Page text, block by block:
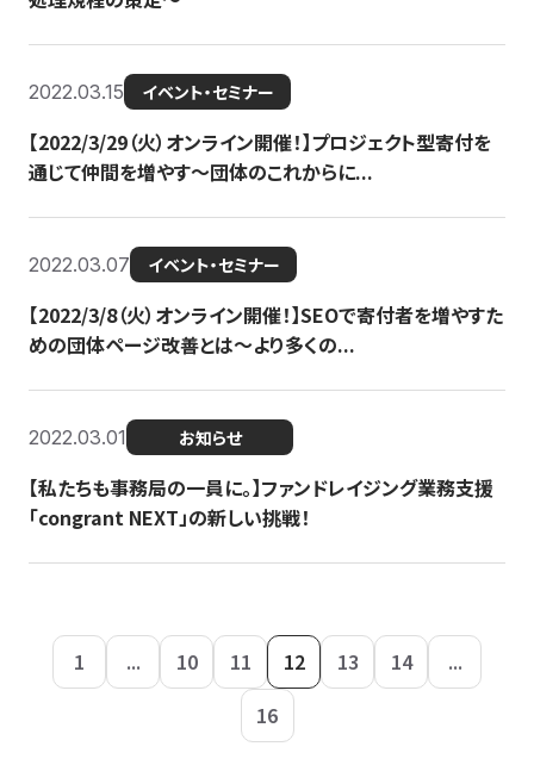
2022.03.15 イベント・セミナー
【2022/3/29（火）オンライン開催！】プロジェクト型寄付を
通じて仲間を増やす～団体のこれからに...
2022.03.07 イベント・セミナー
【2022/3/8（火）オンライン開催！】SEOで寄付者を増やすた
めの団体ページ改善とは～より多くの...
2022.03.01 お知らせ
【私たちも事務局の一員に。】ファンドレイジング業務支援
「congrant NEXT」の新しい挑戦！
1 ... 10 11 12 13 14
...
16